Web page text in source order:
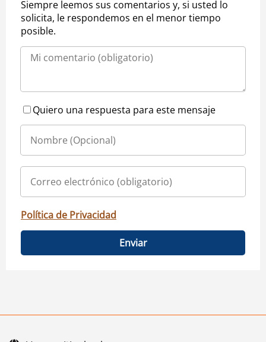
Siempre leemos sus comentarios y, si usted lo
solicita, le respondemos en el menor tiempo
posible.
Quiero una respuesta para este mensaje
Política de Privacidad
Enviar